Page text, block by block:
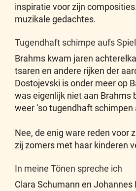
inspiratie voor zijn
muzikale gedachtes.
Tugendhaft schimpe aufs Spiel
Brahms kwam jaren
tsaren en andere rijken der
Dostojevski is onder meer op
was eigenlijk niet aan Brahms
weer ‘so tugendhaft
Nee, de enig ware reden voor
zij zomers met haar kinderen
In meine Tönen spreche ich
Clara Schumann en